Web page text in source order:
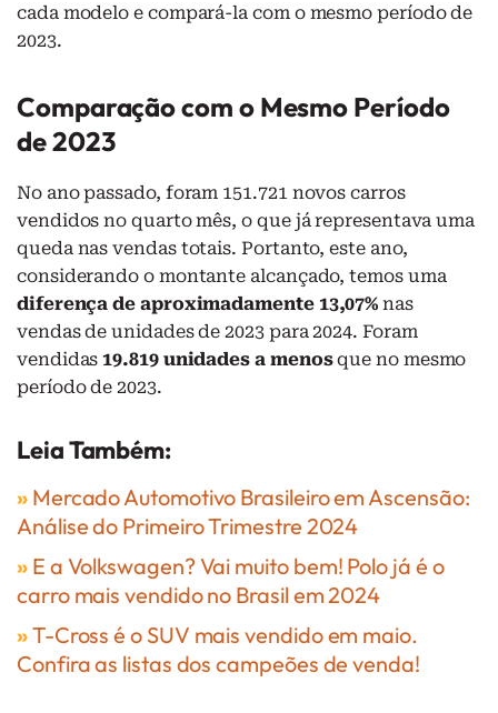
cada modelo e compará-la com o mesmo período de
2023.
Comparação com o Mesmo Período
de 2023
No ano passado, foram 151.721 novos carros
vendidos no quarto mês, o que já representava uma
queda nas vendas totais. Portanto, este ano,
considerando o montante alcançado, temos uma
diferença de aproximadamente 13,07% nas
vendas de unidades de 2023 para 2024. Foram
vendidas 19.819 unidades a menosque no mesmo
período de 2023.
Leia Também:
» Mercado Automotivo Brasileiro em Ascensão:
Análise do Primeiro Trimestre 2024
» E a Volkswagen? Vai muito bem! Polo já é o
carro mais vendido no Brasil em 2024
»T-Cross é o SUV mais vendido em maio.
Confira as listas dos campeões de venda!